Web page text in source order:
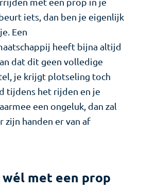
iets, dan ben je eigenlijk
Een
heeft bijna altijd
dat dit geen volledige
je krijgt plotseling toch
tijdens het rijden en je
een ongeluk, dan zal
zijn handen er van af
met een prop